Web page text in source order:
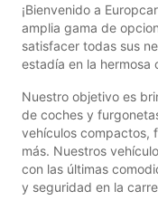
¡Bienvenido a
amplia gama de
satisfacer todas sus
estadía en la hermosa
Nuestro objetivo es
de coches y
vehículos compactos,
más. Nuestros
con las últimas
y seguridad en la